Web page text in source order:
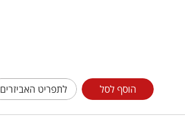
הוסף לסל לתפריט האביזרים